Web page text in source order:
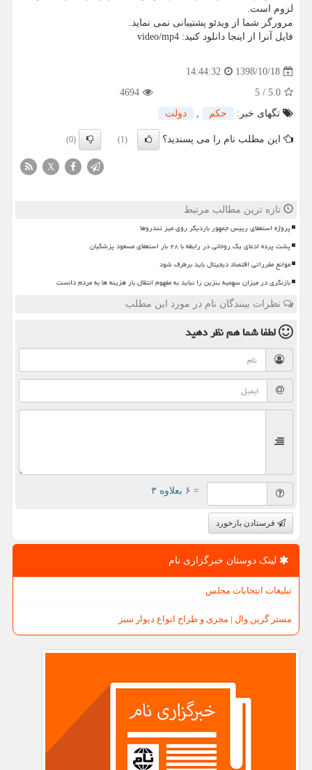
لزوم است.
مرورگر شما از ویدئو پشتیبانی نمی نماید.
فایل آنرا از اینجا دانلود كنید: video/mp4
1398/10/18
14:44:32
5.0
/
5
4694
تگهای خبر:
حكم , دولت
این مطلب نام را می پسندید؟ (1)
(0)
X
تازه ترین مطالب مرتبط
پروژه استعفای رییس جمهور باردیگر روی میز تندروها
پشت پرده ادعای یک روحانی در رابطه با ۲۸ بار استعفای مسعود پزشکیان
موانع مقرراتی اقتصاد دیجیتال باید برطرف شود
بازنگری در میزان سهمیه بنزین را نباید به مفهوم انتقال بار هزینه ها به مردم دانست
نظرات بینندگان نام در مورد این مطلب
لطفا شما همنظر دهید
= ۶ بعلاوه ۳
فرستادن بازخورد
لینک دوستان خبرگزاری نام
تبلیغات انتخابات مجلس
مستر گرین وال | مجری و طراح انواع دیوار سبز